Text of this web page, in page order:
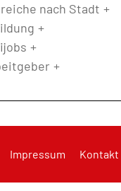
nach Stadt
Impressum Kontakt